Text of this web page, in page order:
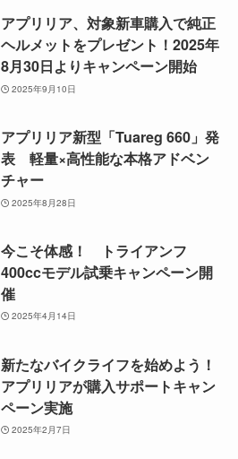
アプリリア、対象新車購入で純正
ヘルメットをプレゼント！2025年
8月30日よりキャンペーン開始
2025年9月10日
アプリリア新型「Tuareg 660」発
表 軽量×高性能な本格アドベン
チャー
2025年8月28日
今こそ体感！ トライアンフ
400ccモデル試乗キャンペーン開
催
2025年4月14日
新たなバイクライフを始めよう！
アプリリアが購入サポートキャン
ペーン実施
2025年2月7日